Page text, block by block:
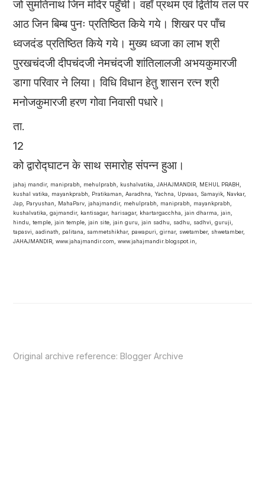
जो सुमतिनाथ जिन मंदिर पहुॅंची। वहॉं प्रथम एवं द्वितीय तल पर
आठ जिन बिम्ब पुनः प्रतिष्ठित किये गये। शिखर पर पॉंच
ध्वजदंड प्रतिष्ठित किये गये। मुख्य ध्वजा का लाभ श्री
पुरखचंदजी दीपचंदजी नेमचंदजी शांतिलालजी अभयकुमारजी
डागा परिवार ने लिया। विधि विधान हेतु शासन रत्न श्री
मनोजकुमारजी हरण गोवा निवासी पधारे।
ता.
12
को द्वारोद्घाटन के साथ समारोह संपन्न हुआ।
jahaj mandir, maniprabh, mehulprabh, kushalvatika, JAHAJMANDIR, MEHUL PRABH,
kushal vatika, mayankprabh, Pratikaman, Aaradhna, Yachna, Upvaas, Samayik, Navkar,
Jap, Paryushan, MahaParv, jahajmandir, mehulprabh, maniprabh, mayankprabh,
kushalvatika, gajmandir, kantisagar, harisagar, khartargacchha, jain dharma, jain,
hindu, temple, jain temple, jain site, jain guru, jain sadhu, sadhu, sadhvi, guruji,
tapasvi, aadinath, palitana, sammetshikhar, pawapuri, girnar, swetamber, shwetamber,
JAHAJMANDIR, www.jahajmandir.com, www.jahajmandir.blogspot.in,
Original archive reference:Blogger Archive